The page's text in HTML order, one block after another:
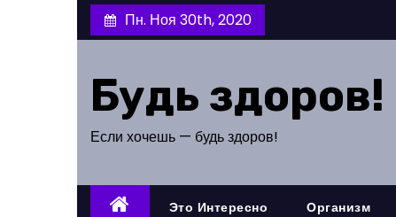
е
к
Пн. Ноя 30th, 2020
Будь здоров!
Если хочешь — будь здоров!
Это Интересно Организм